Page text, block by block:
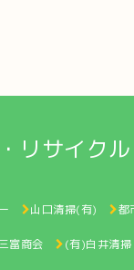
リサイクル
山口清掃(有) 都
富商会 (有)白井清掃